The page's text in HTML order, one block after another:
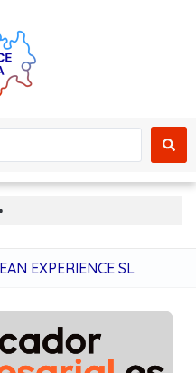
EXPERIENCE SL